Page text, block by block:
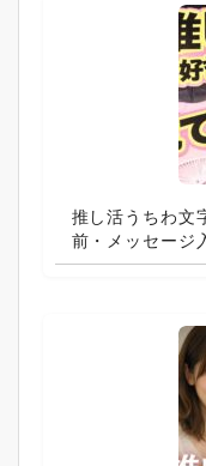
推し活うちわ文
前・メッセージ